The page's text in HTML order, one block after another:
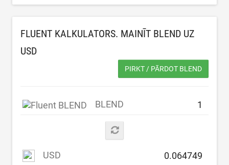
FLUENT KALKULATORS. MAINĪT BLEND UZ
USD
PIRKT / PĀRDOT BLEND
BLEND
USD